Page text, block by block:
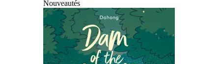
Nouveautés